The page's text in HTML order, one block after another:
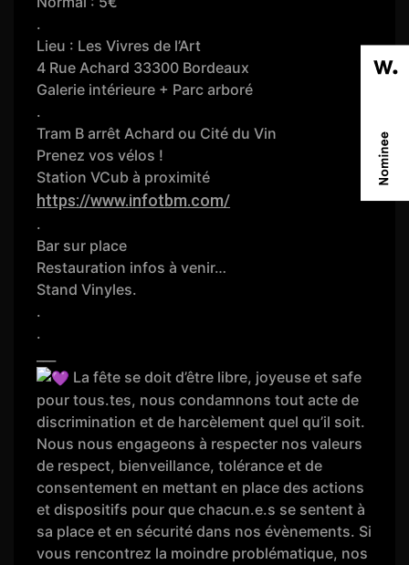
.
Lieu : Les Vivres de l’Art
4 Rue Achard 33300 Bordeaux
Galerie intérieure + Parc arboré
.
Tram B arrêt Achard ou Cité du Vin
Prenez vos vélos !
Station VCub à proximité
https://www.infotbm.com/
.
Bar sur place
Restauration infos à venir…
Stand Vinyles.
.
.
La fête se doit d’être libre, joyeuse et safe
pour tous.tes, nous condamnons tout acte de
discrimination et de harcèlement quel qu’il soit.
Nous nous engageons à respecter nos valeurs
de respect, bienveillance, tolérance et de
consentement en mettant en place des actions
et dispositifs pour que chacun.e.s se sentent à
sa place et en sécurité dans nos évènements. Si
vous rencontrez la moindre problématique, nos